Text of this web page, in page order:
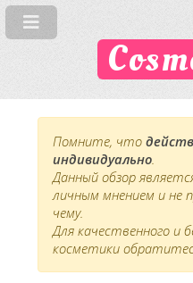
Помните, что
индивидуально.
Данный обзор
личным мнением и не
чему.
Для качественного и
косметики